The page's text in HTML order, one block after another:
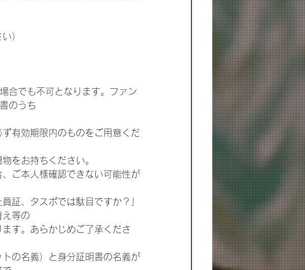
）
合でも不可となります。ファン
のうち
有効期限内のものをご用意くだ
をお持ちください。
ご本人様確認できない可能性が
証、タスポでは駄目ですか？」
え等の
す。あらかじめご了承くださ
の名義）と身分証明書の名義が